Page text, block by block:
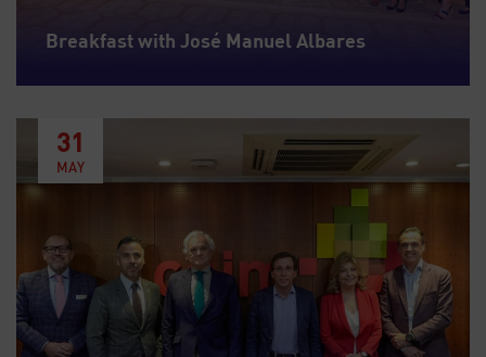
Breakfast with José Manuel Albares
31
MAY